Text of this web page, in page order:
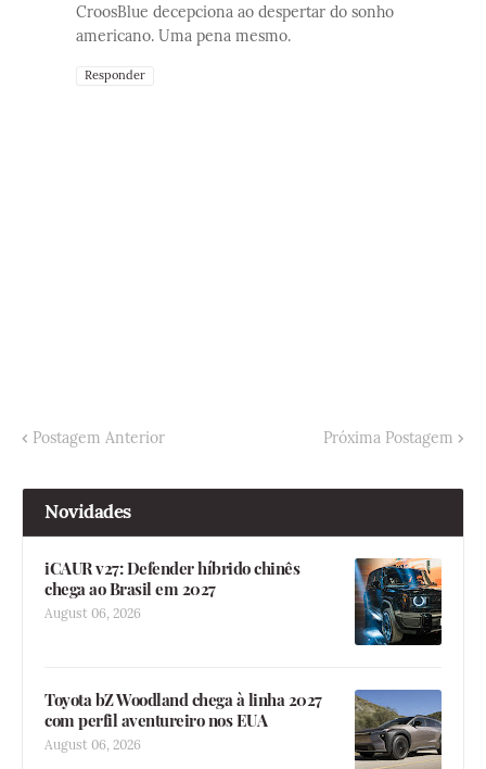
CroosBlue decepciona ao despertar do sonho
americano. Uma pena mesmo.
Responder
Postagem Anterior Próxima Postagem
Novidades
iCAUR v27: Defender híbrido chinês
chega ao Brasil em 2027
August 06, 2026
Toyota bZ Woodland chega à linha 2027
com perfil aventureiro nos EUA
August 06, 2026